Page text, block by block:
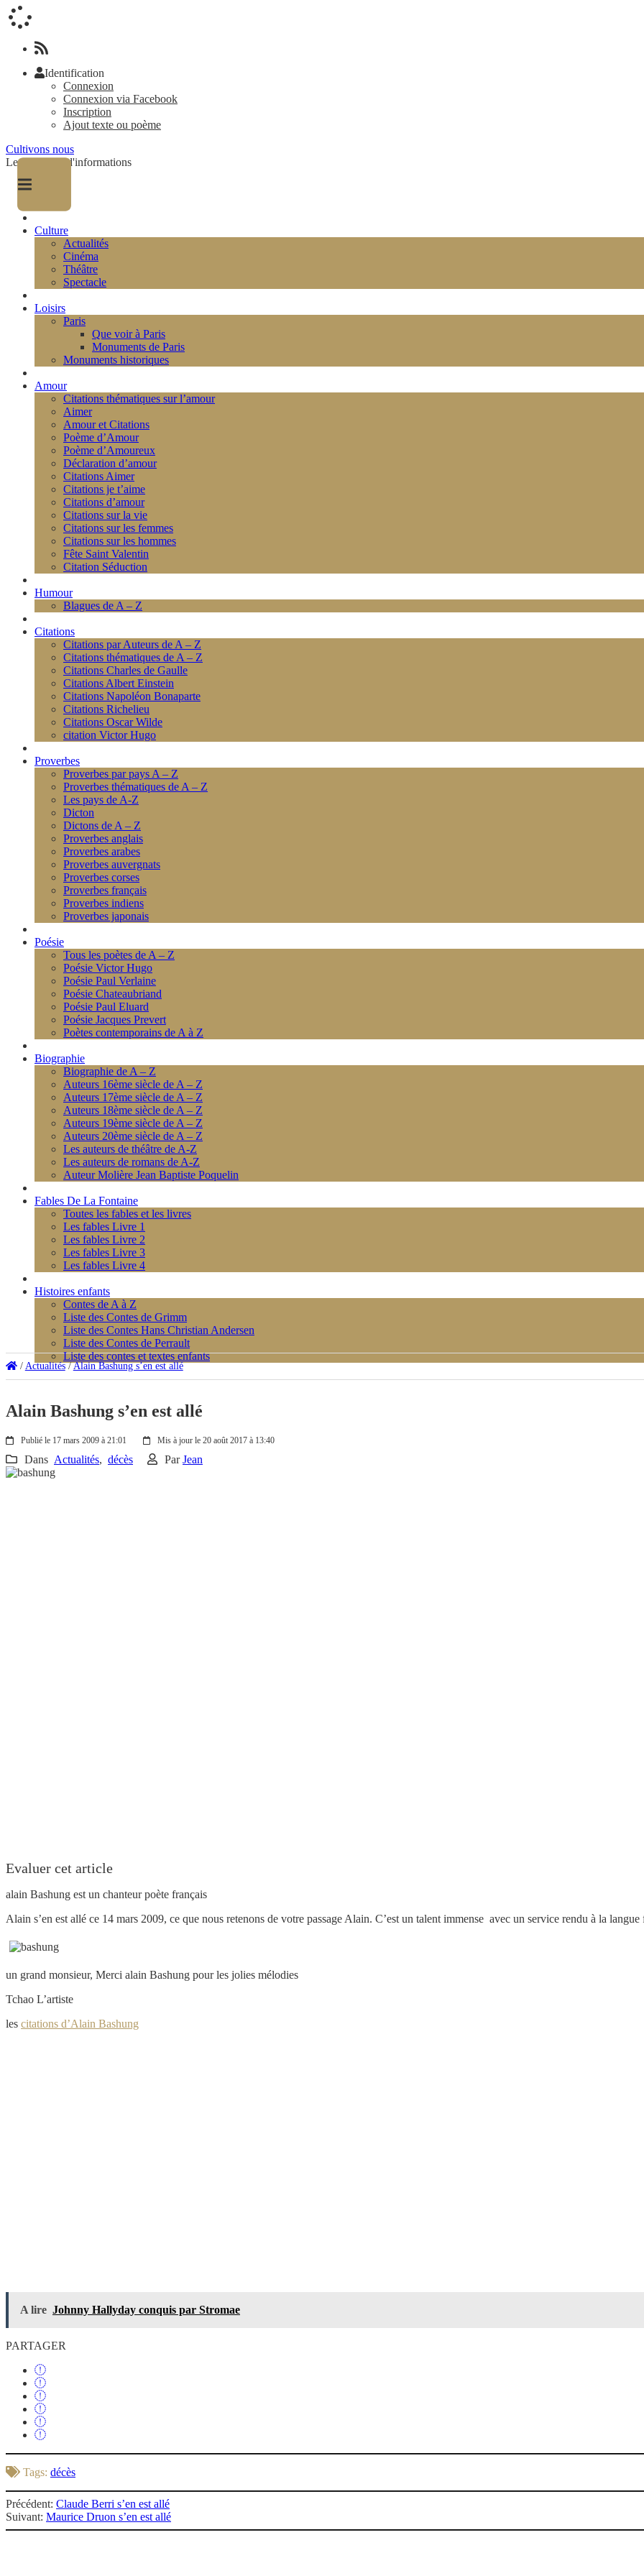
Identification
Connexion
Connexion via Facebook
Inscription
Ajout texte ou poème
Cultivons nous
Le magazine d'informations
Culture
Actualités
Cinéma
Théâtre
Spectacle
Loisirs
Paris
Que voir à Paris
Monuments de Paris
Monuments historiques
Amour
Citations thématiques sur l’amour
Aimer
Amour et Citations
Poème d’Amour
Poème d’Amoureux
Déclaration d’amour
Citations Aimer
Citations je t’aime
Citations d’amour
Citations sur la vie
Citations sur les femmes
Citations sur les hommes
Fête Saint Valentin
Citation Séduction
Humour
Blagues de A – Z
Citations
Citations par Auteurs de A – Z
Citations thématiques de A – Z
Citations Charles de Gaulle
Citations Albert Einstein
Citations Napoléon Bonaparte
Citations Richelieu
Citations Oscar Wilde
citation Victor Hugo
Proverbes
Proverbes par pays A – Z
Proverbes thématiques de A – Z
Les pays de A-Z
Dicton
Dictons de A – Z
Proverbes anglais
Proverbes arabes
Proverbes auvergnats
Proverbes corses
Proverbes français
Proverbes indiens
Proverbes japonais
Poésie
Tous les poètes de A – Z
Poésie Victor Hugo
Poésie Paul Verlaine
Poésie Chateaubriand
Poésie Paul Eluard
Poésie Jacques Prevert
Poètes contemporains de A à Z
Biographie
Biographie de A – Z
Auteurs 16ème siècle de A – Z
Auteurs 17ème siècle de A – Z
Auteurs 18ème siècle de A – Z
Auteurs 19ème siècle de A – Z
Auteurs 20ème siècle de A – Z
Les auteurs de théâtre de A-Z
Les auteurs de romans de A-Z
Auteur Molière Jean Baptiste Poquelin
Fables De La Fontaine
Toutes les fables et les livres
Les fables Livre 1
Les fables Livre 2
Les fables Livre 3
Les fables Livre 4
Histoires enfants
Contes de A à Z
Liste des Contes de Grimm
Liste des Contes Hans Christian Andersen
Liste des Contes de Perrault
Liste des contes et textes enfants
/ Actualités/Alain Bashung s’en est allé
Alain Bashung s’en est allé
Publié le 17 mars 2009 à 21:01 Mis à jour le 20 août 2017 à 13:40
Dans Actualités, décès ParJean
Evaluer cet article
alain Bashung est un chanteur poète français
Alain s’en est allé ce 14 mars 2009, ce que nous retenons de votre passage Alain. C’est un talent immense avec un service rendu à la langue
un grand monsieur, Merci alain Bashung pour les jolies mélodies
Tchao L’artiste
les citations d’Alain Bashung
A lire Johnny Hallyday conquis par Stromae
PARTAGER
Tags: décès
Précédent: Claude Berri s’en est allé
Suivant: Maurice Druon s’en est allé